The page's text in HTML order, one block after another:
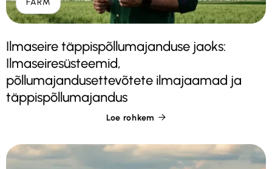
FARM
Ilmaseire täppispõllumajanduse jaoks:
Ilmaseiresüsteemid,
põllumajandusettevõtete ilmajaamad ja
täppispõllumajandus
Loe rohkem 